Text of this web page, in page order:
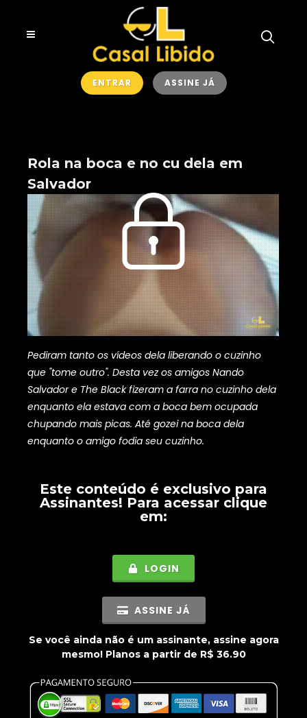
ENTRAR ASSINE JÁ
Rola na boca e no cu dela em
Salvador
Pediram tanto os vídeos dela liberando o cuzinho
que "tome outro". Desta vez os amigos Nando
Salvador e The Black fizeram a farra no cuzinho dela
enquanto ela estava com a boca bem ocupada
chupando mais picas. Até gozei na boca dela
enquanto o amigo fodia seu cuzinho.
Este conteúdo é exclusivo para
Assinantes! Para acessar clique
em:
LOGIN
ASSINE JÁ
Se você ainda não é um assinante, assine agora
mesmo! Planos a partir de R$ 36.90